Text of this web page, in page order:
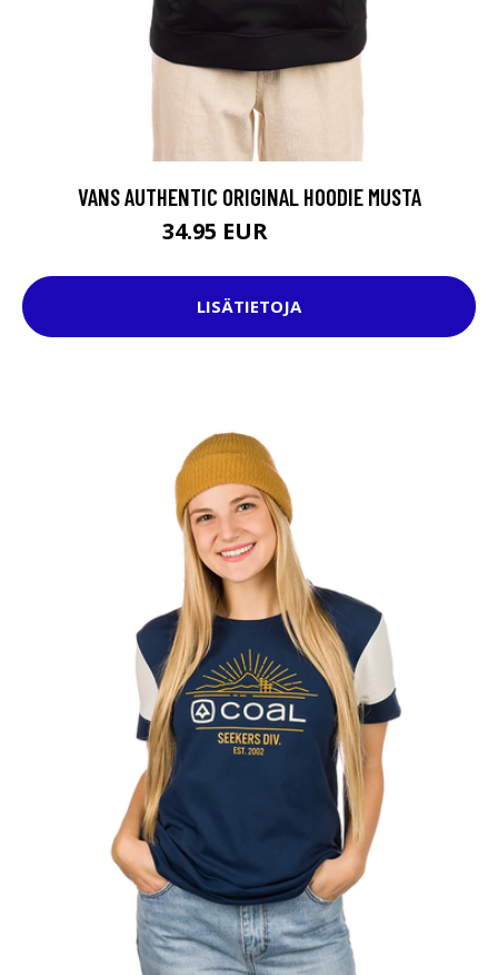
VANS AUTHENTIC ORIGINAL HOODIE MUSTA
34.95 EUR
LISÄTIETOJA